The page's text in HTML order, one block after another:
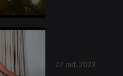
27 out. 2023